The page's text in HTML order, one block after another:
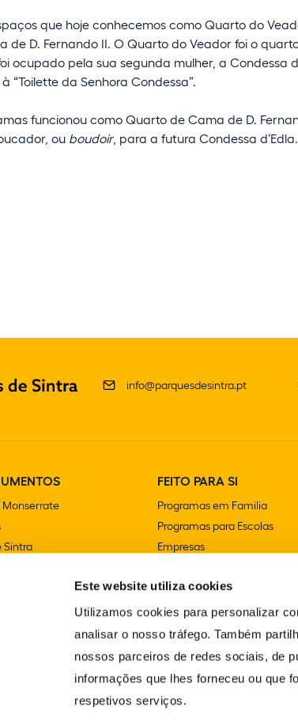
Este website utiliza cookies
Utilizamos cookies para personalizar
analisar o nosso tráfego. Também
nossos parceiros de redes sociais, de
informações que lhes forneceu ou que
respetivos serviços.
que hoje conhecemos como Quarto do
de D. Fernando II. O Quarto do Veador foi o
ocupado pela sua segunda mulher, a Condessa
“Toilette da Senhora Condessa”.
funcionou como Quarto de Cama de D.
ou boudoir, para a futura Condessa d’Edla.
info@parquesdesintra.pt
Monserrate
Sintra
d'Edla
FEITO PARA SI
Programas em Familia
Programas para Escolas
Empresas